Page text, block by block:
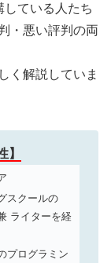
ている人たち
・悪い評判の両
く解説していま
】
スクールの
ライターを経
プログラミン